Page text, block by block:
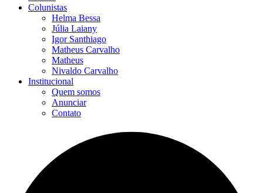
Colunistas
Helma Bessa
Júlia Laiany
Igor Santhiago
Matheus Carvalho
Matheus
Nivaldo Carvalho
Institucional
Quem somos
Anunciar
Contato